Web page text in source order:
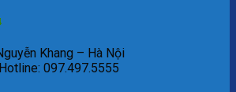
Khang – Hà Nội
097.497.5555